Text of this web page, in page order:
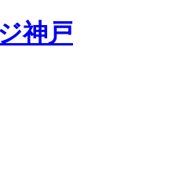
神戸